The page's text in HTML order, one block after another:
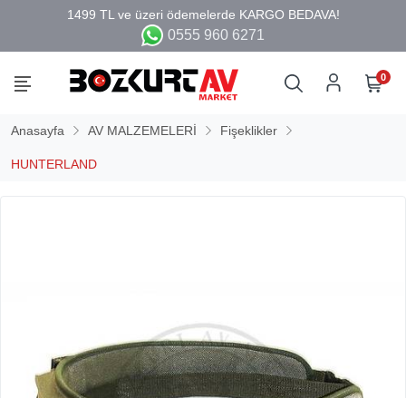
0555 960 6271
0
Anasayfa AV MALZEMELERİ Fişeklikler
HUNTERLAND